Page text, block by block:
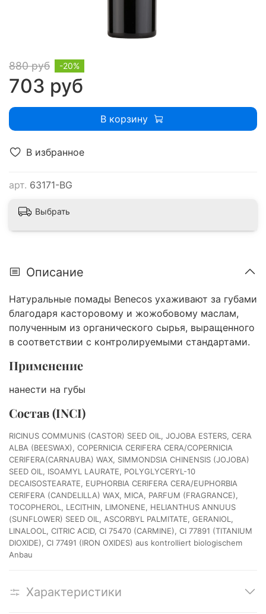
В избранное
арт. 63171-BG
880 руб
703 руб
-20%
В корзину
Выбрать
Описание
Натуральные помады Benecos ухаживают за губами
благодаря касторовому и жожобовому маслам,
полученным из органического сырья, выращенного
в соответствии с контролируемыми стандартами.
Применение
нанести на губы
Состав (INCI)
RICINUS COMMUNIS (CASTOR) SEED OIL, JOJOBA ESTERS, CERA
ALBA (BEESWAX), COPERNICIA CERIFERA CERA/COPERNICIA
CERIFERA(CARNAUBA) WAX, SIMMONDSIA CHINENSIS (JOJOBA)
SEED OIL, ISOAMYL LAURATE, POLYGLYCERYL-10
DECAISOSTEARATE, EUPHORBIA CERIFERA CERA/EUPHORBIA
CERIFERA (CANDELILLA) WAX, MICA, PARFUM (FRAGRANCE),
TOCOPHEROL, LECITHIN, LIMONENE, HELIANTHUS ANNUUS
(SUNFLOWER) SEED OIL, ASCORBYL PALMITATE, GERANIOL,
LINALOOL, CITRIC ACID, CI 75470 (CARMINE), CI 77891 (TITANIUM
DIOXIDE), CI 77491 (IRON OXIDES) aus kontrolliert biologischem
Anbau
Характеристики